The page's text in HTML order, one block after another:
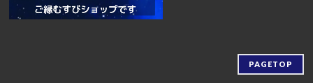
PAGETOP